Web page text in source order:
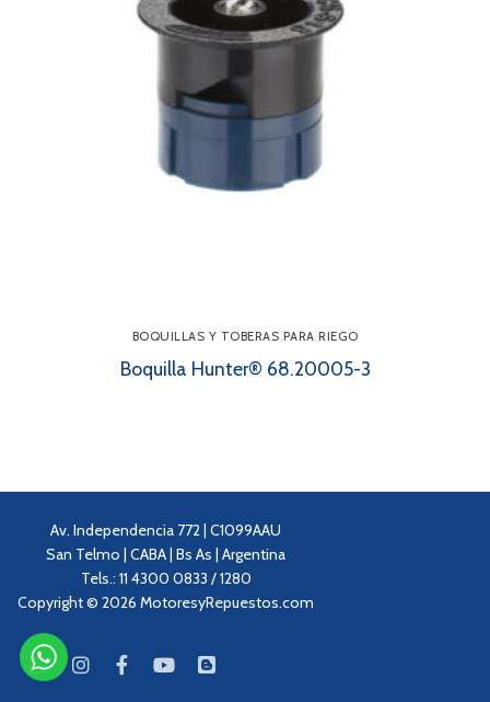
BOQUILLAS Y TOBERAS PARA RIEGO
Boquilla Hunter® 68.20005-3
Av. Independencia 772 | C1099AAU
San Telmo | CABA | Bs As | Argentina
Tels.: 11 4300 0833 / 1280
Copyright © 2026 MotoresyRepuestos.com